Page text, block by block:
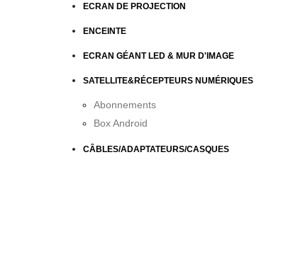
ECRAN DE PROJECTION
ENCEINTE
ECRAN GÉANT LED & MUR D'IMAGE
SATELLITE&RÉCEPTEURS NUMÉRIQUES
Abonnements
Box Android
CÂBLES/ADAPTATEURS/CASQUES